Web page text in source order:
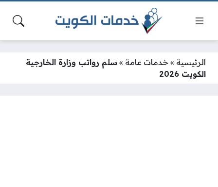
الرئيسية » خدمات عامة » سلم رواتب وزارة الخارجية
الكويت 2026